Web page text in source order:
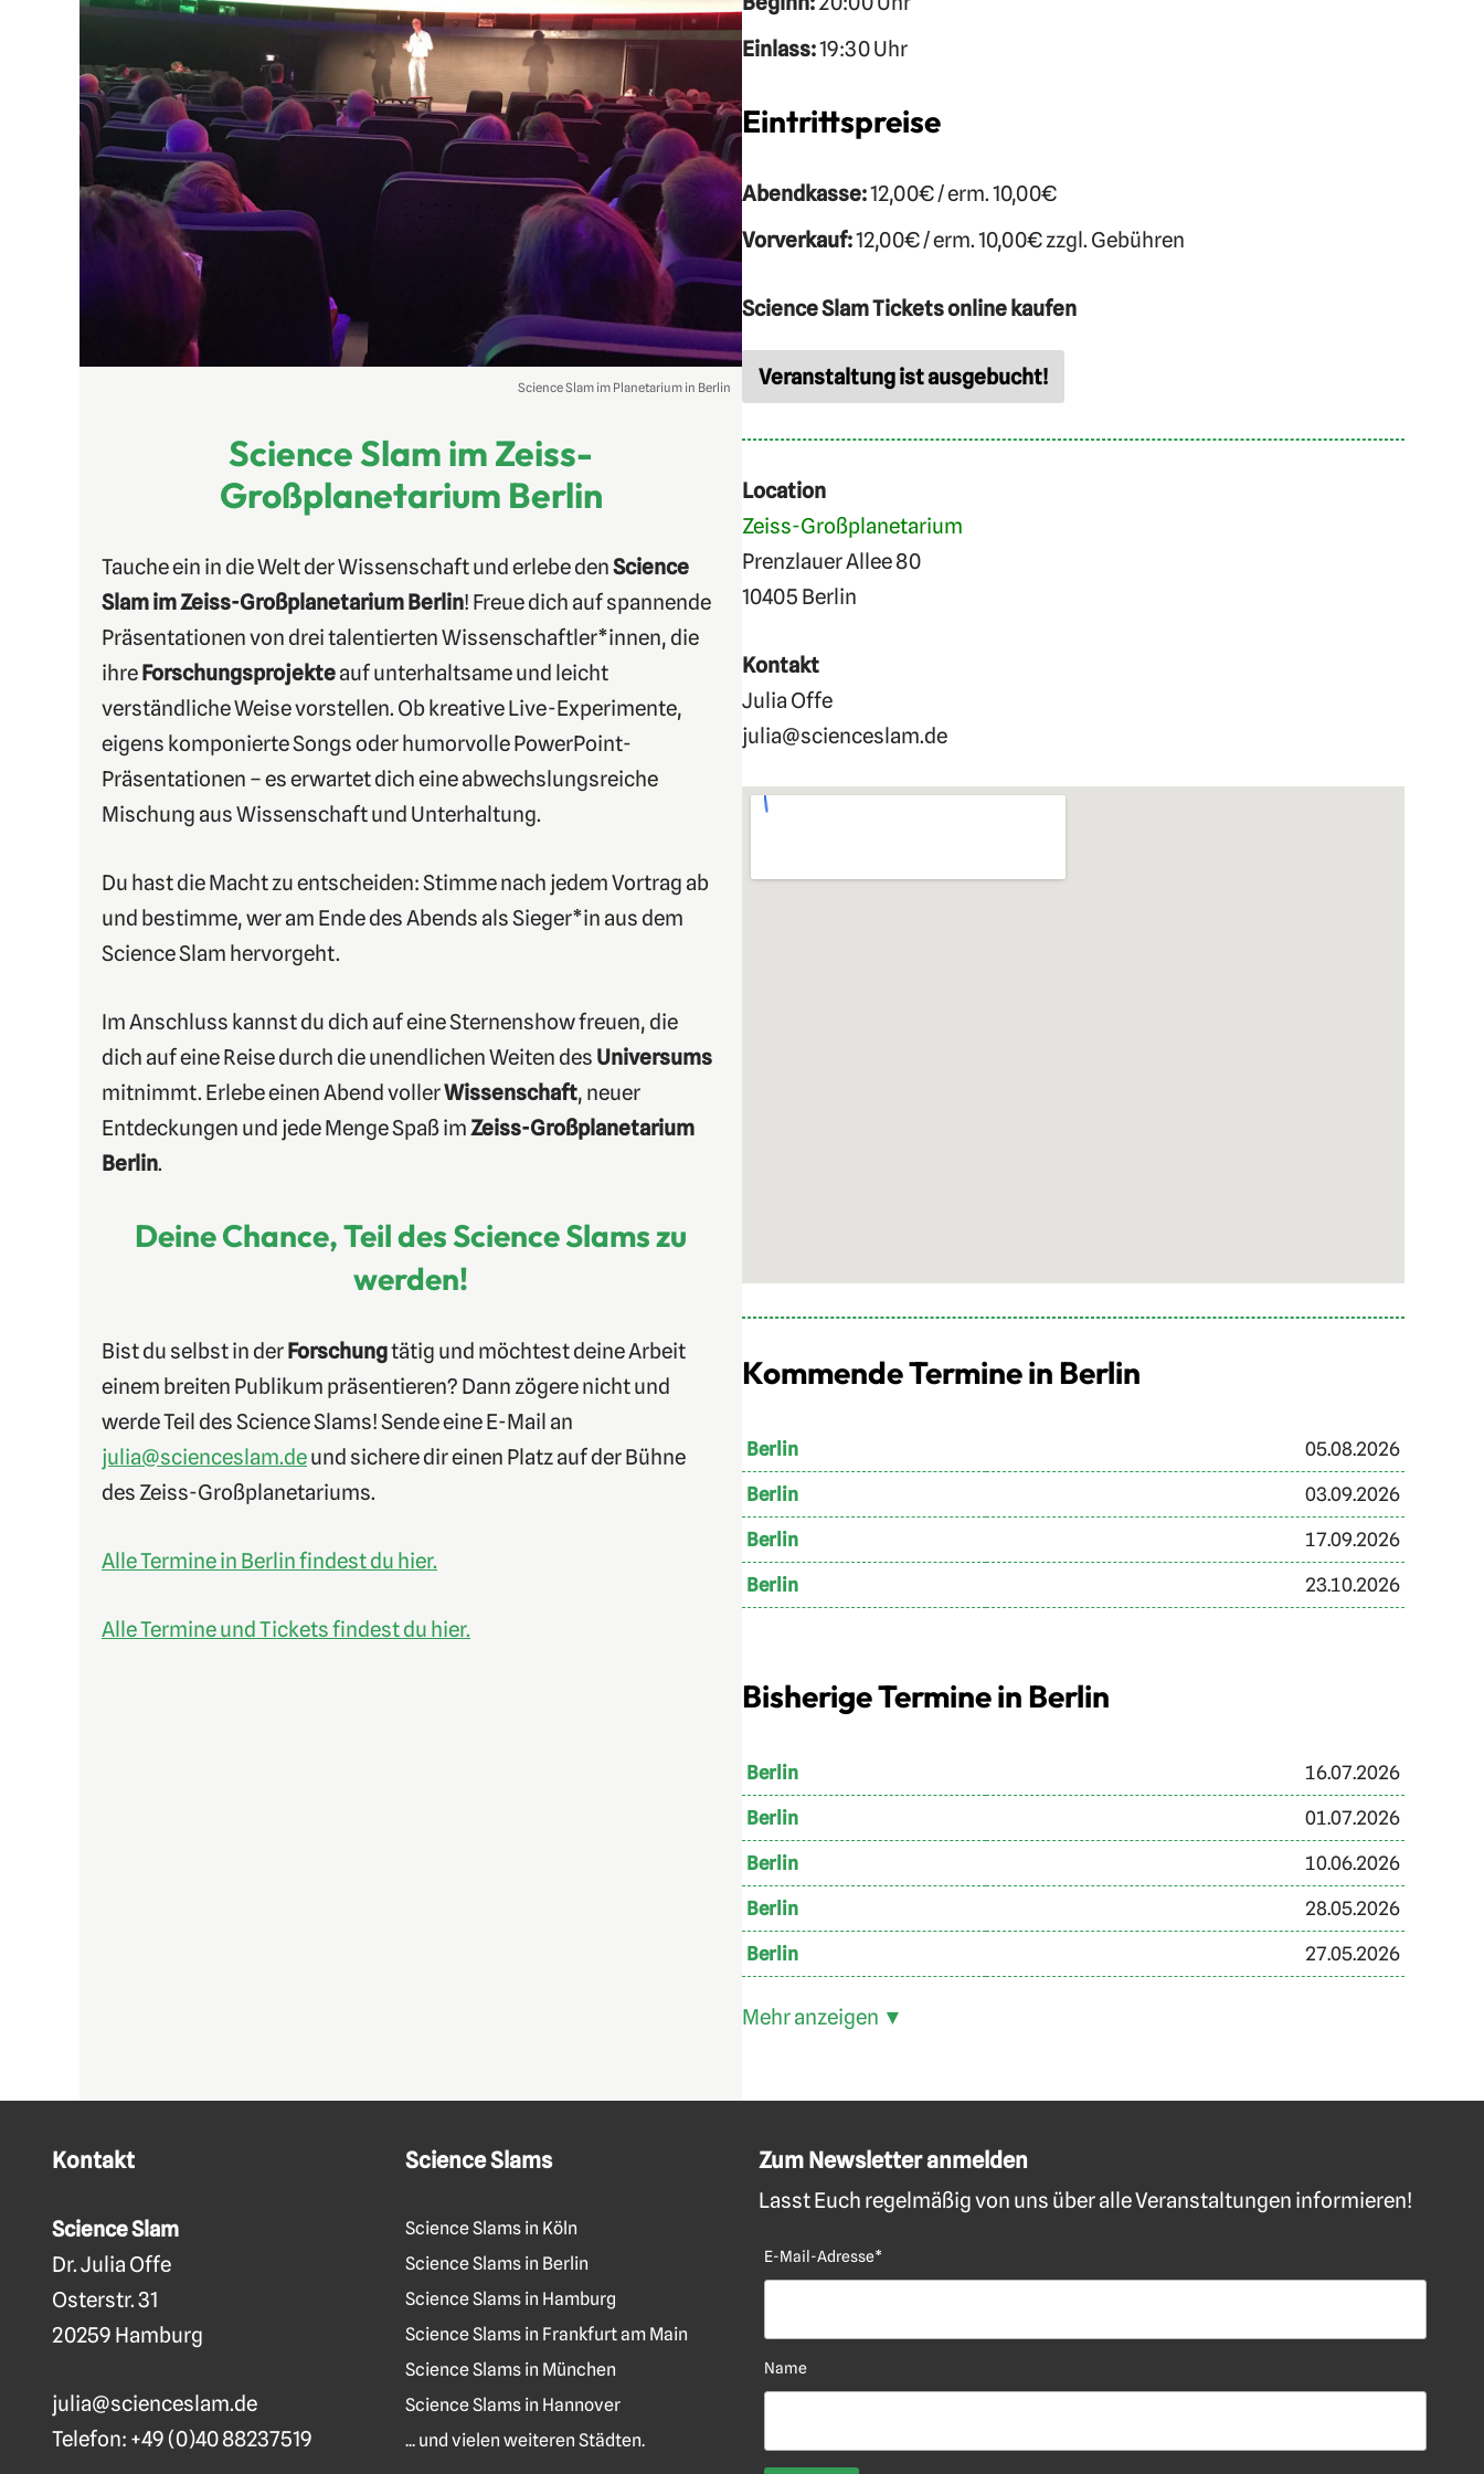
Science Slam im Planetarium in Berlin
Science Slam im Zeiss-
Großplanetarium Berlin
Tauche ein in die Welt der Wissenschaft und erlebe denScience
Slam im Zeiss-Großplanetarium Berlin! Freue dich auf spannende
Präsentationen von drei talentierten Wissenschaftler*innen, die
ihreForschungsprojekteauf unterhaltsame und leicht
verständliche Weise vorstellen. Ob kreative Live-Experimente,
eigens komponierte Songs oder humorvolle PowerPoint-
Präsentationen – es erwartet dich eine abwechslungsreiche
Mischung aus Wissenschaft und Unterhaltung.
Du hast die Macht zu entscheiden: Stimme nach jedem Vortrag ab
und bestimme, wer am Ende des Abends als Sieger*in aus dem
Science Slam hervorgeht.
Im Anschluss kannst du dich auf eine Sternenshow freuen, die
dich auf eine Reise durch die unendlichen Weiten des Universums
mitnimmt. Erlebe einen Abend vollerWissenschaft, neuer
Entdeckungen und jede Menge Spaß im Zeiss-Großplanetarium
Berlin.
Deine Chance, Teil des Science Slams zu
werden!
Bist du selbst in derForschungtätig und möchtest deine Arbeit
einem breiten Publikum präsentieren? Dann zögere nicht und
werde Teil des Science Slams! Sende eine E-Mail an
julia@scienceslam.deund sichere dir einen Platz auf der Bühne
des Zeiss-Großplanetariums.
Alle Termine in Berlin findest du hier.
Alle Termine und Tickets findest du hier.
Einlass:19:30 Uhr
Eintrittspreise
Abendkasse:12,00€ / erm. 10,00€
Vorverkauf:12,00€ / erm. 10,00€ zzgl. Gebühren
Science Slam Tickets online kaufen
Veranstaltung ist ausgebucht!
Location
Zeiss-Großplanetarium
Prenzlauer Allee 80
10405 Berlin
Kontakt
Julia Offe
julia@scienceslam.de
Kommende Termine in Berlin
Berlin 05.08.2026
Berlin 03.09.2026
Berlin 17.09.2026
Berlin 23.10.2026
Bisherige Termine in Berlin
Berlin 16.07.2026
Berlin 01.07.2026
Berlin 10.06.2026
Berlin 28.05.2026
Berlin 27.05.2026
Mehr anzeigen ▼
Kontakt
Science Slam
Dr. Julia Offe
Osterstr. 31
20259 Hamburg
julia@scienceslam.de
Telefon: +49 (0)40 88237519
Science Slams
Science Slams in Köln
Science Slams in Berlin
Science Slams in Hamburg
Science Slams in Frankfurt am Main
Science Slams in München
Science Slams in Hannover
... und vielen weiteren Städten.
Zum Newsletter anmelden
Lasst Euch regelmäßig von uns über alle Veranstaltungen informieren!
E-Mail-Adresse*
Name